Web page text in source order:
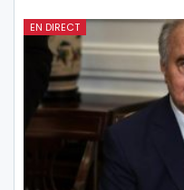
EN DIRECT